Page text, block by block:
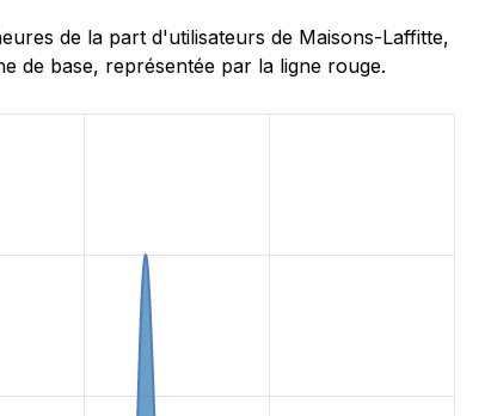
de la part d'utilisateurs de Maisons-Laffitte,
de base, représentée par la ligne rouge.